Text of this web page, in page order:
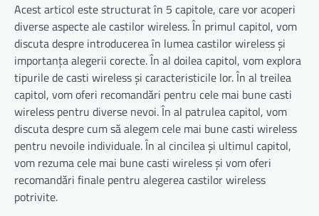
Acest articol este structurat în 5 capitole, care vor acoperi
diverse aspecte ale castilor wireless. În primul capitol, vom
discuta despre introducerea în lumea castilor wireless și
importanța alegerii corecte. În al doilea capitol, vom explora
tipurile de casti wireless și caracteristicile lor. În al treilea
capitol, vom oferi recomandări pentru cele mai bune casti
wireless pentru diverse nevoi. În al patrulea capitol, vom
discuta despre cum să alegem cele mai bune casti wireless
pentru nevoile individuale. În al cincilea și ultimul capitol,
vom rezuma cele mai bune casti wireless și vom oferi
recomandări finale pentru alegerea castilor wireless
potrivite.